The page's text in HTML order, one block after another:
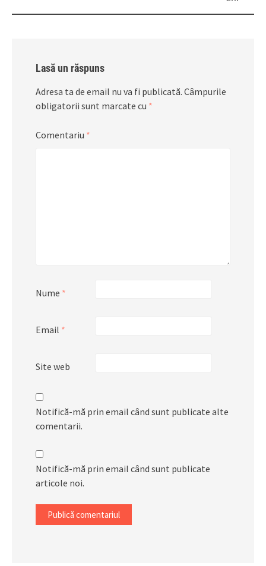
Lasă un răspuns
Adresa ta de email nu va fi publicată. Câmpurile
obligatorii sunt marcate cu *
Comentariu *
Nume *
Email *
Site web
Notifică-mă prin email când sunt publicate alte
comentarii.
Notifică-mă prin email când sunt publicate
articole noi.